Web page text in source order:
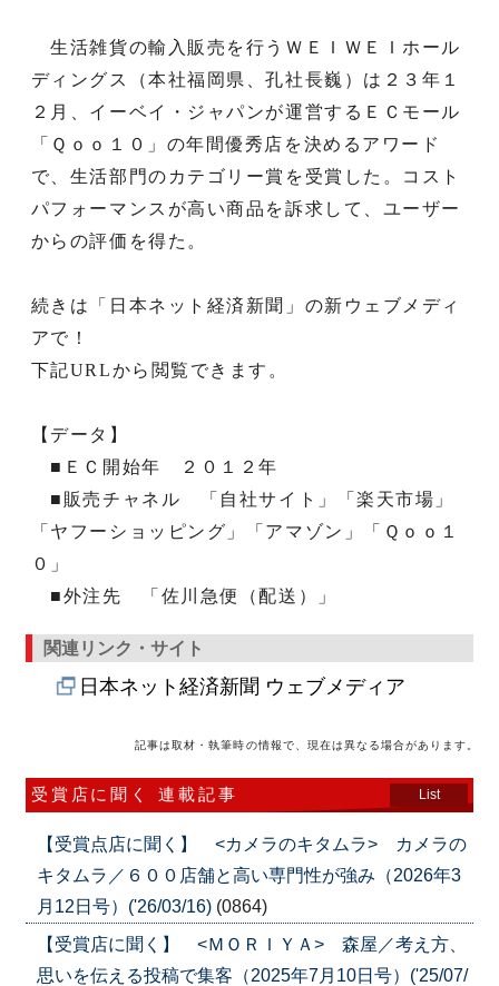
生活雑貨の輸入販売を行うＷＥＩＷＥＩホール
ディングス（本社福岡県、孔社長巍）は２３年１
２月、イーベイ・ジャパンが運営するＥＣモール
「Ｑｏｏ１０」の年間優秀店を決めるアワード
で、生活部門のカテゴリー賞を受賞した。コスト
パフォーマンスが高い商品を訴求して、ユーザー
からの評価を得た。
続きは「日本ネット経済新聞」の新ウェブメディ
アで！
下記URLから閲覧できます。
【データ】
■ＥＣ開始年 ２０１２年
■販売チャネル 「自社サイト」「楽天市場」
「ヤフーショッピング」「アマゾン」「Ｑｏｏ１
０」
■外注先 「佐川急便（配送）」
関連リンク・サイト
日本ネット経済新聞 ウェブメディア
記事は取材・執筆時の情報で、現在は異なる場合があります。
受賞店に聞く 連載記事 List
【受賞点店に聞く】 <カメラのキタムラ> カメラの
キタムラ／６００店舗と高い専門性が強み（2026年3
月12日号）('26/03/16) (0864)
【受賞店に聞く】 <ＭＯＲＩＹＡ> 森屋／考え方、
思いを伝える投稿で集客（2025年7月10日号）('25/07/